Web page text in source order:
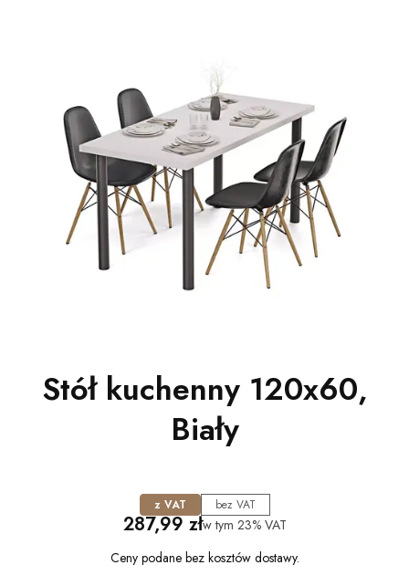
Stół kuchenny 120x60,
Biały
z VAT bez VAT
Cena
287,99 złw tym 23% VAT
Ceny podane bez kosztów dostawy.